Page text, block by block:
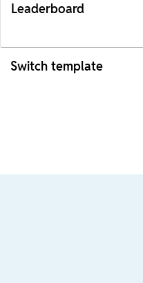
Leaderboard
Switch template